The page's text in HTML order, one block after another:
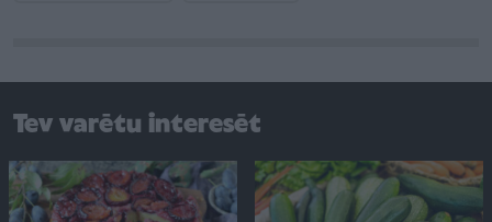
Tev varētu interesēt